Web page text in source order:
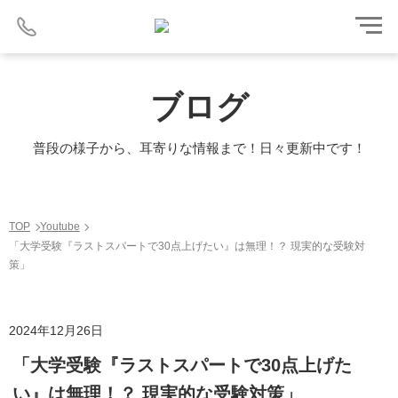
ブログ
普段の様子から、耳寄りな情報まで！日々更新中です！
TOP
Youtube
「大学受験『ラストスパートで30点上げたい』は無理！？ 現実的な受験対
策」
2024年12月26日
「大学受験『ラストスパートで30点上げた
い』は無理！？ 現実的な受験対策」